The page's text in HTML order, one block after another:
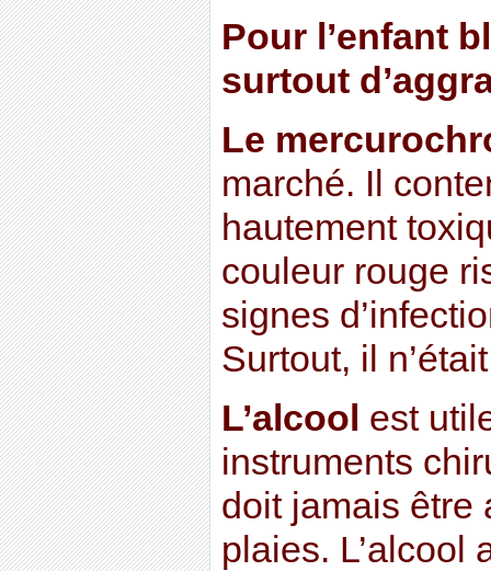
Pour l’enfant
surtout
Le
marché. Il
hautement
couleur rouge
signes
Surtout, il
L’alcool est
instruments
doit jamais être
plaies. L’alcool